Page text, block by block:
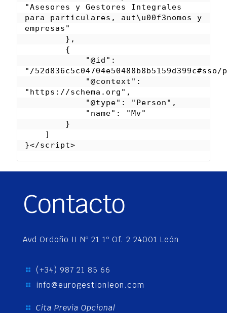
Contacto
Avd Ordoño II Nº 21 1º Of. 2 24001 León
(+34) 987 21 85 66
info@eurogestionleon.com
Cita Previa Opcional